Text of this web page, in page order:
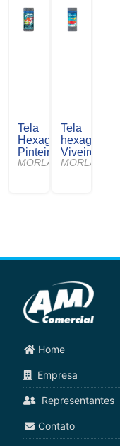
Tela
Hexagonal
Pinteiro
MORLAN
Tela
hexagonal
Viveiro
MORLAN
Home
Empresa
Representantes
Contato